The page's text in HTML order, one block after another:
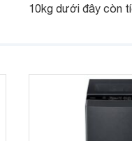
10kg dưới đây còn